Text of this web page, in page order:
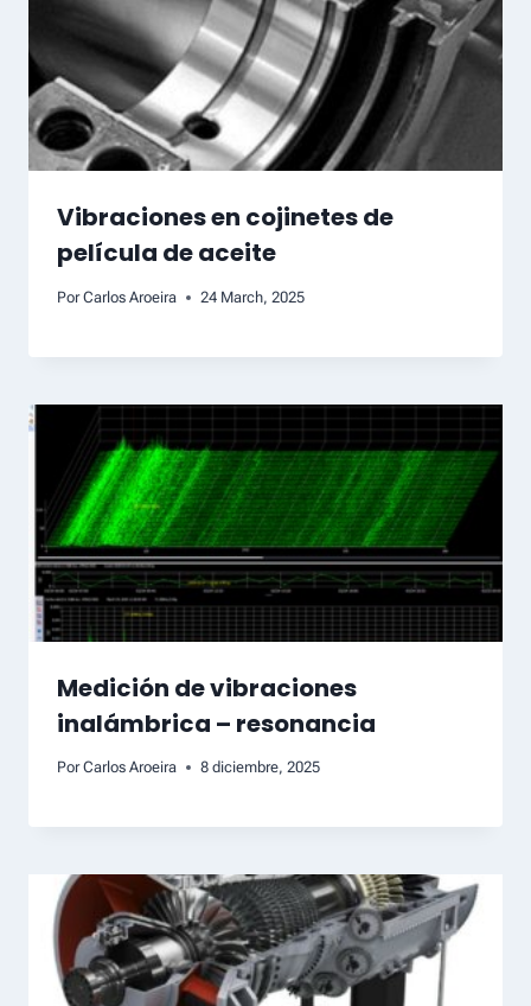
Vibraciones en cojinetes de
película de aceite
Por Carlos Aroeira 24 March, 2025
Medición de vibraciones
inalámbrica – resonancia
Por Carlos Aroeira 8 diciembre, 2025